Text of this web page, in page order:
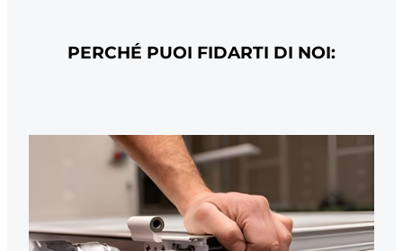
PERCHÉ PUOI FIDARTI DI NOI: